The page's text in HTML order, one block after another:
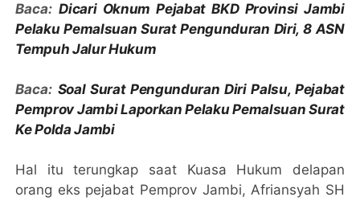
Baca:Dicari Oknum Pejabat BKD Provinsi Jambi
Pelaku Pemalsuan Surat Pengunduran Diri, 8 ASN
Tempuh Jalur Hukum
Baca: Soal Surat Pengunduran Diri Palsu, Pejabat
Pemprov Jambi Laporkan Pelaku Pemalsuan Surat
Ke Polda Jambi
Hal itu terungkap saat Kuasa Hukum delapan
orang eks pejabat Pemprov Jambi, Afriansyah SH